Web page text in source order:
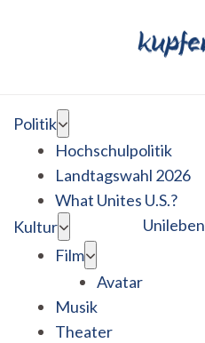
Politik
Hochschulpolitik
Landtagswahl 2026
What Unites U.S.?
Kultur
Film
Avatar
Musik
Theater
Unileben